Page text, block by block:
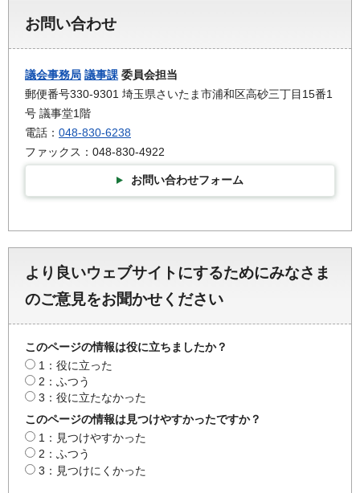
お問い合わせ
議会事務局 議事課 委員会担当
郵便番号330-9301 埼玉県さいたま市浦和区高砂三丁目15番1
号 議事堂1階
電話： 048-830-6238
ファックス：048-830-4922
お問い合わせフォーム
より良いウェブサイトにするためにみなさま
のご意見をお聞かせください
このページの情報は役に立ちましたか？
1：役に立った
2：ふつう
3：役に立たなかった
このページの情報は見つけやすかったですか？
1：見つけやすかった
2：ふつう
3：見つけにくかった